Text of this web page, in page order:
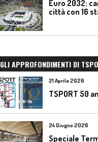
Euro 2032:
città con 16
GLI APPROFONDIMENTI DI
21 Aprile 2026
TSPORT 50
24 Giugno 2026
Speciale